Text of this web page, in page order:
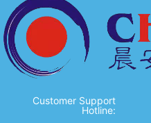
Customer Support
Hotline: